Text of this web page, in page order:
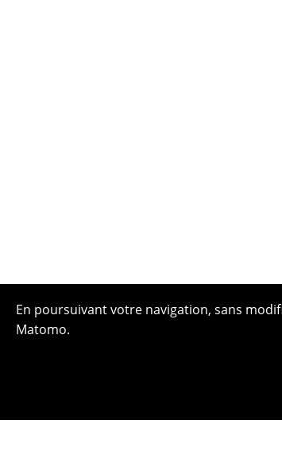
En poursuivant votre navigation, sans
Matomo.